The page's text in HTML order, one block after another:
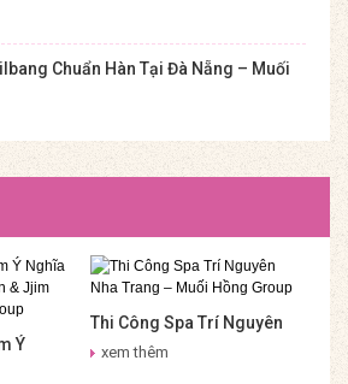
Chuẩn Hàn Tại Đà Nẵng – Muối
Ý
–
Thi Công Spa Trí Nguyên
Nha Trang – Muối Hồng
xem thêm